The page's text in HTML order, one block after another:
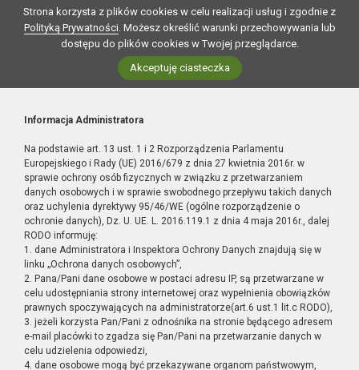
Strona korzysta z plików cookies w celu realizacji usług i zgodnie z
Polityką Prywatności. Możesz określić warunki przechowywania lub
dostępu do plików cookies w Twojej przeglądarce.
Akceptuję ciasteczka
Informacja Administratora
Na podstawie art. 13 ust. 1 i 2 Rozporządzenia Parlamentu
Europejskiego i Rady (UE) 2016/679 z dnia 27 kwietnia 2016r. w
sprawie ochrony osób fizycznych w związku z przetwarzaniem
danych osobowych i w sprawie swobodnego przepływu takich danych
oraz uchylenia dyrektywy 95/46/WE (ogólne rozporządzenie o
ochronie danych), Dz. U. UE. L. 2016.119.1 z dnia 4 maja 2016r., dalej
RODO informuję:
1. dane Administratora i Inspektora Ochrony Danych znajdują się w
linku „Ochrona danych osobowych”,
2. Pana/Pani dane osobowe w postaci adresu IP, są przetwarzane w
celu udostępniania strony internetowej oraz wypełnienia obowiązków
prawnych spoczywających na administratorze(art.6 ust.1 lit.c RODO),
3. jeżeli korzysta Pan/Pani z odnośnika na stronie będącego adresem
e-mail placówki to zgadza się Pan/Pani na przetwarzanie danych w
celu udzielenia odpowiedzi,
4. dane osobowe mogą być przekazywane organom państwowym,